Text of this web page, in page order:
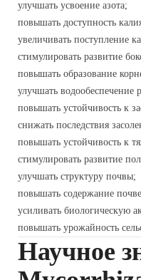
улучшать усвоение азота;
повышать доступность
увеличивать поступление
стимулировать развитие
повышать образование
улучшать водообеспечение
повышать устойчивость к
снижать последствия
повышать устойчивость к
стимулировать развитие
улучшать структуру почвы;
повышать содержание
усиливать биологическую
повышать урожайность
Научное